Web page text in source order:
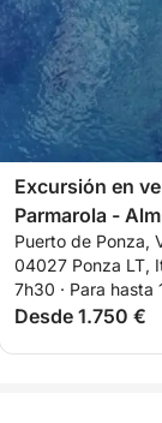
Excursión en
Parmarola -
Puerto de Ponza,
04027 Ponza LT,
7h30 · Para hasta
Desde 1.750 €